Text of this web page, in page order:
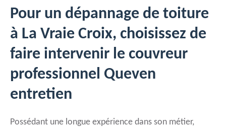
Pour un dépannage de toiture
à La Vraie Croix, choisissez de
faire intervenir le couvreur
professionnel Queven
entretien
Possédant une longue expérience dans son métier,